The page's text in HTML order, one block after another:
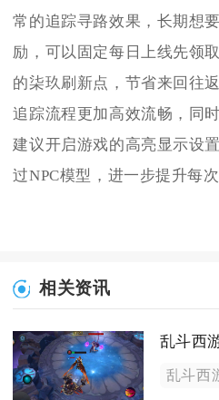
常的追踪寻路效果，长期想
励，可以固定每日上线先领
的柒玖刷新点，节省来回往
追踪流程更加高效流畅，同
建议开启游戏的高亮显示设
过NPC模型，进一步提升每
相关资讯